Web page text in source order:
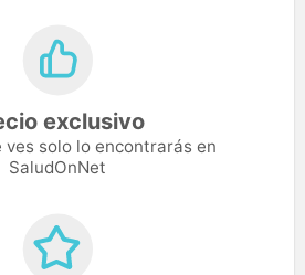
exclusivo
ves solo lo encontrarás en
SaludOnNet